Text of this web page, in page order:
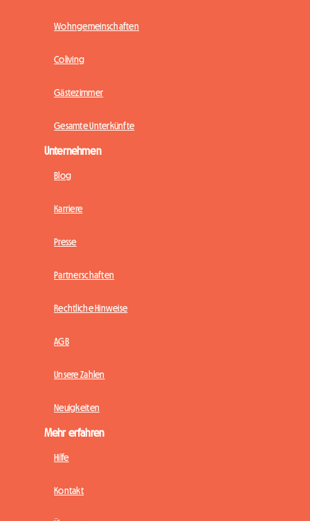
Wohngemeinschaften
Coliving
Gästezimmer
Gesamte Unterkünfte
Unternehmen
Blog
Karriere
Presse
Partnerschaften
Rechtliche Hinweise
AGB
Unsere Zahlen
Neuigkeiten
Mehr erfahren
Hilfe
Kontakt